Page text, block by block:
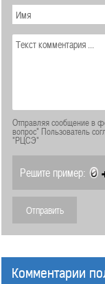
Отправляя сообщение в
вопрос" Пользователь
"РЦСЭ"
Решите пример:
Комментарии